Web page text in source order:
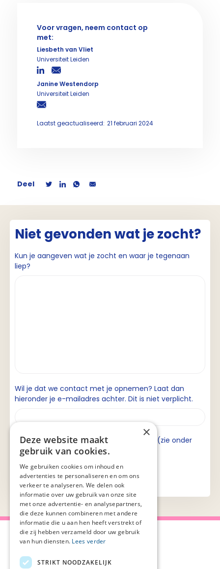
Voor vragen, neem contact op
met:
Liesbeth van Vliet
Universiteit Leiden
Janine Westendorp
Universiteit Leiden
Laatst geactualiseerd: 21 februari 2024
Deel
Niet gevonden wat je zocht?
Kun je aangeven wat je zocht en waar je tegenaan
liep?
Wil je dat we contact met je opnemen? Laat dan
hieronder je e-mailadres achter. Dit is niet verplicht.
Ik ga akkoord met de privacyverklaring (zie onder
aan de pagina).
Over Palliaweb Privacyverklaring
×
Deze website maakt
gebruik van cookies.
We gebruiken cookies om inhoud en
advertenties te personaliseren en om ons
verkeer te analyseren. We delen ook
informatie over uw gebruik van onze site
met onze advertentie- en analysepartners,
die deze kunnen combineren met andere
informatie die u aan hen heeft verstrekt of
die zij hebben verzameld door uw gebruik
van hun diensten. Lees verder
STRIKT NOODZAKELIJK